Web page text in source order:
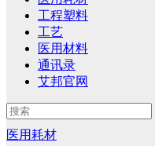
工程塑料
工艺
医用材料
通讯录
艾邦官网
医用耗材